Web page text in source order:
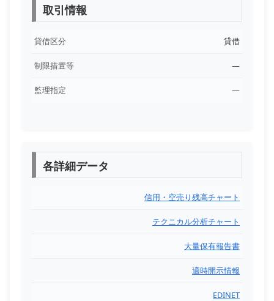
取引情報
貸借区分 貸借
制限措置等 ―
監理指定 ―
各詳細データ
信用・空売り残高チャート
テクニカル分析チャート
大量保有報告書
適時開示情報
EDINET